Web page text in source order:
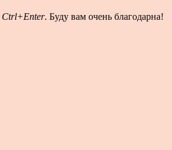
Ctrl+Enter. Буду вам очень благодарна!